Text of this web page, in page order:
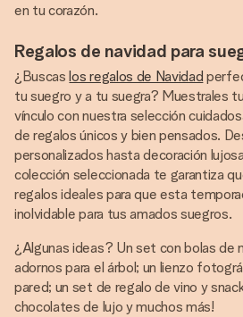
en tu corazón.
Regalos de navidad para
¿Buscaslos regalos de Navidad
tu suegro y a tu suegra? Muestrales
vínculo con nuestra selección
de regalos únicos y bien pensados.
personalizados hasta decoración
colección seleccionada te garantiza
regalos ideales para que esta
inolvidable para tus amados suegros.
¿Algunas ideas? Un set con bolas de
adornos para el árbol; un lienzo
pared; un set de regalo de vino y
chocolates de lujo y muchos más!